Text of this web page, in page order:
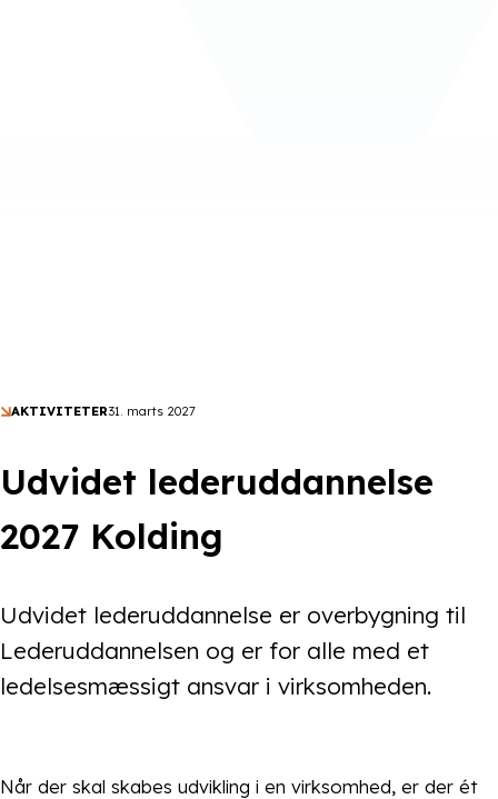
AKTIVITETER31. marts 2027
Udvidet lederuddannelse
2027 Kolding
Udvidet lederuddannelse er overbygning til
Lederuddannelsen og er for alle med et
ledelsesmæssigt ansvar i virksomheden.
Når der skal skabes udvikling i en virksomhed, er der ét